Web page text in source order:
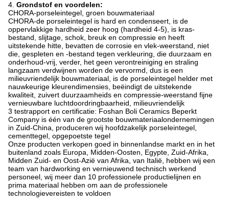
4. Grondstof en voordelen:
CHORA-porseleintegel, groen bouwmateriaal
CHORA-de porseleintegel is hard en condenseert, is de
oppervlakkige hardheid zeer hoog (hardheid 4-5), is kras-
bestand, slijtage, schok, breuk en compressie en heeft
uitstekende hitte, bevatten de corrosie en vlek-weerstand, niet
die, gespleten en -bestand tegen verkleuring, die duurzaam en
onderhoud-vrij, verder, het geen verontreiniging en straling
langzaam verdwijnen worden de vervormd, dus is een
milieuvriendelijk bouwmateriaal, is de porseleintegel helder met
nauwkeurige kleurendimensies, beëindigt de uitstekende
kwaliteit, zuivert duurzaamheids en compressie-weerstand fijne
vernieuwbare luchtdoordringbaarheid, milieuvriendelijk
3 testrapport en certificatie: Foshan Boli Ceramics Beperkt
Company is één van de grootste bouwmateriaalondernemingen
in Zuid-China, produceren wij hoofdzakelijk porseleintegel,
cementtegel, opgepoetste tegel
Onze producten verkopen goed in binnenlandse markt en in het
buitenland zoals Europa, Midden-Oosten, Egypte, Zuid-Afrika,
Midden Zuid- en Oost-Azië van Afrika, van Italië, hebben wij een
team van hardworking en vernieuwend technisch werkend
personeel, wij meer dan 10 professionele productielijnen en
prima materiaal hebben om aan de professionele
technologievereisten te voldoen